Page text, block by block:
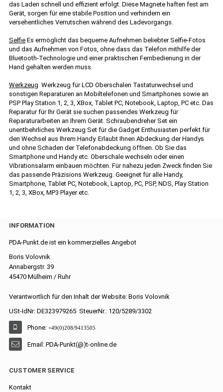
das Laden schnell und effizient erfolgt. Diese Magnete haften fest am
Gerät, sorgen für eine stabile Position und verhindern ein
versehentliches Verrutschen während des Ladevorgangs.
Selfie Es ermöglicht das bequeme Aufnehmen beliebter Selfie-Fotos
und das Aufnehmen von Fotos, ohne dass das Telefon mithilfe der
Bluetooth-Technologie und einer praktischen Fernbedienung in der
Hand gehalten werden muss.
Werkzeug Werkzeug für LCD Oberschalen Tastaturwechsel und
sonstigen Reparaturen an Mobiltelefonen und Smartphones sowie an
PSP Play Station 1, 2, 3, XBox, Tablet PC, Notebook, Laptop, PC etc. Das
Reparatur für Ihr Gerät sie suchen passendes Werkzeug für
Reparaturarbeiten an Ihrem Gerät. Schraubendreher Set ein
unentbehrliches Werkzeug Set für die Gadget Enthusiasten perfekt für
den Wechsel aus Ihrem Handy. Erlaubt Ihnen Abdeckung der Handys
und ohne Schaden der Telefonabdeckung öffnen. Ob Sie das
Smartphone und Handy etc. Oberschale wechseln oder einen
Vibrationsalarm einbauen möchten. Für nahezu jeden Zweck finden Sie
das passende Präzisions Werkzeug. Geeignet für alle Handy,
Smartphone, Tablet PC, Notebook, Laptop, PC, PSP, NDS, Play Station
1, 2, 3, XBox, MP3 Player etc.
INFORMATION
PDA-Punkt.de ist ein kommerzielles Angebot
Boris Volovnik
Annabergstr. 39
45470 Mülheim / Ruhr
Verantwortlich für den Inhalt der Website: Boris Volovnik
USt-IdNr: DE323979265 SteuerNr.: 120/5289/3302
Phone: +49(0)208/9413505
Email: PDA-Punkt(@)t-online.de
CUSTOMER SERVICE
Kontakt